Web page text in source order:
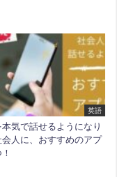
英語
気で話せるようになり
会人に、おすすめのアプ